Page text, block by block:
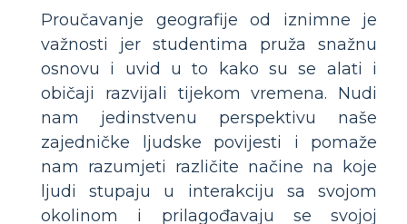
Proučavanje geografije od iznimne je
važnosti jer studentima pruža snažnu
osnovu i uvid u to kako su se alati i
običaji razvijali tijekom vremena. Nudi
nam jedinstvenu perspektivu naše
zajedničke ljudske povijesti i pomaže
nam razumjeti različite načine na koje
ljudi stupaju u interakciju sa svojom
okolinom i prilagođavaju se svojoj